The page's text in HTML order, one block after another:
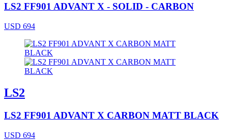
LS2 FF901 ADVANT X - SOLID - CARBON
USD 694
LS2
LS2 FF901 ADVANT X CARBON MATT BLACK
USD 694